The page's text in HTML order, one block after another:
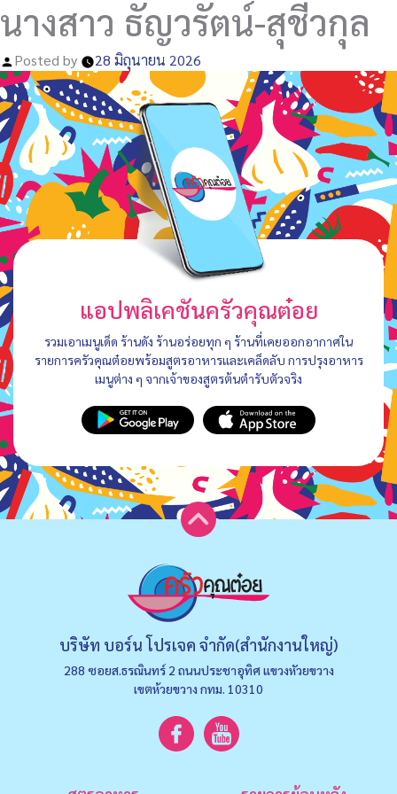
นางสาว ธัญวรัตน์-สุชีวกุล
Posted by 28 มิถุนายน 2026
แอปพลิเคชันครัวคุณต๋อย
รวมเอาเมนูเด็ด ร้านดัง ร้านอร่อยทุก ๆ ร้านที่เคยออกอากาศใน
รายการครัวคุณต๋อยพร้อมสูตรอาหารและเคล็ดลับ การปรุงอาหาร
เมนูต่าง ๆ จากเจ้าของสูตรต้นตำรับตัวจริง
บริษัท บอร์น โปรเจค จำกัด(สำนักงานใหญ่)
288 ซอยส.ธรณินทร์ 2 ถนนประชาอุทิศ แขวงหัวยขวาง
เขตห้วยขวาง กทม. 10310